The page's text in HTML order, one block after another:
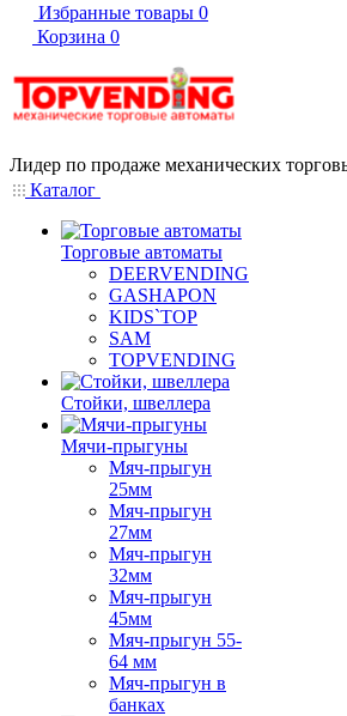
Избранные товары 0
Корзина 0
Лидер по продаже механических
Каталог
Торговые автоматы
DEERVENDING
GASHAPON
KIDS`TOP
SAM
TOPVENDING
Стойки, швеллера
Мячи-прыгуны
Мяч-прыгун
25мм
Мяч-прыгун
27мм
Мяч-прыгун
32мм
Мяч-прыгун
45мм
Мяч-прыгун 55-
64 мм
Мяч-прыгун в
банках